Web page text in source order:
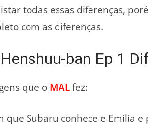
todas essas diferenças,
com as diferenças.
ban Ep 1
que o MALfez:
que Subaru conhece e Emilia